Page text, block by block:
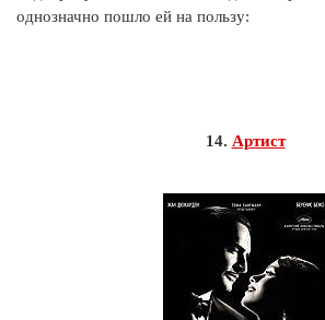
однозначно пошло ей на пользу:
14. Артист